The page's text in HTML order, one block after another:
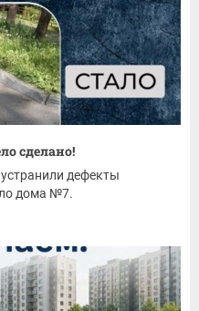
сделано!
дефекты
дома №7.